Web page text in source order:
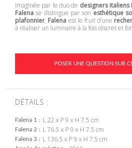
Imaginée par le duo de designers italiens
Falena se distingue par son esthétique
plafonnier, Falena est le fruit d’une
à réaliser un luminaire à la fois discret et
POSER UNE QUESTION SUR
DÉTAILS :
Falena 1 L 22 x P 9 x H 7.5 cm
Falena 2 L 76.5 x P 9 x H 7.5 cm
Falena 3 L 136.5 x P 9 x H 7.5 cm